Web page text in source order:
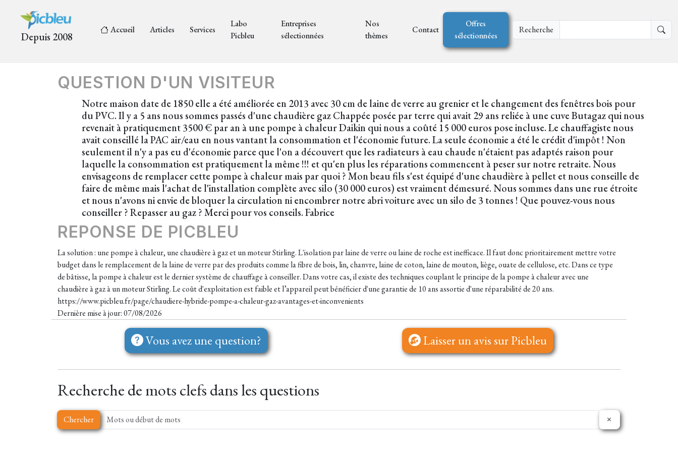
Depuis 2008
Accueil Articles Services
Labo
Picbleu
Entreprises
sélectionnées
Nos
thèmes
Contact
Offres
sélectionnées
Recherche
QUESTION D'UN VISITEUR
Notre maison date de 1850 elle a été améliorée en 2013 avec 30 cm de laine de verre au grenier et le changement des fenêtres bois pour
du PVC. Il y a 5 ans nous sommes passés d'une chaudière gaz Chappée posée par terre qui avait 29 ans reliée à une cuve Butagaz qui nous
revenait à pratiquement 3500 € par an à une pompe à chaleur Daikin qui nous a coûté 15 000 euros pose incluse. Le chauffagiste nous
avait conseillé la PAC air/eau en nous vantant la consommation et l'économie future. La seule économie a été le crédit d'impôt ! Non
seulement il n'y a pas eu d'économie parce que l'on a découvert que les radiateurs à eau chaude n'étaient pas adaptés raison pour
laquelle la consommation est pratiquement la même !!! et qu'en plus les réparations commencent à peser sur notre retraite. Nous
envisageons de remplacer cette pompe à chaleur mais par quoi ? Mon beau fils s'est équipé d'une chaudière à pellet et nous conseille de
faire de même mais l'achat de l'installation complète avec silo (30 000 euros) est vraiment démesuré. Nous sommes dans une rue étroite
et nous n'avons ni envie de bloquer la circulation ni encombrer notre abri voiture avec un silo de 3 tonnes ! Que pouvez-vous nous
conseiller ? Repasser au gaz ? Merci pour vos conseils. Fabrice
REPONSE DE PICBLEU
La solution : une pompe à chaleur, une chaudière à gaz et un moteur Stirling. L'isolation par laine de verre ou laine de roche est inefficace. Il faut donc prioritairement mettre votre
budget dans le remplacement de la laine de verre par des produits comme la fibre de bois, lin, chanvre, laine de coton, laine de mouton, liège, ouate de cellulose, etc. Dans ce type
de bâtisse, la pompe à chaleur est le dernier système de chauffage à conseiller. Dans votre cas, il existe des techniques couplant le principe de la pompe à chaleur avec une
chaudière à gaz à un moteur Stirling. Le coût d'exploitation est faible et l’appareil peut bénéficier d'une garantie de 10 ans assortie d'une réparabilité de 20 ans.
https://www.picbleu.fr/page/chaudiere-hybride-pompe-a-chaleur-gaz-avantages-et-inconvenients
Dernière mise à jour: 07/08/2026
Vous avez une question? Laisser un avis sur Picbleu
Recherche de mots clefs dans les questions
Chercher